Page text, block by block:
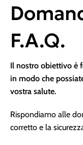
F.A.Q.
Il nostro obiettivo è
in modo che
vostra salute.
Rispondiamo alle
corretto e la